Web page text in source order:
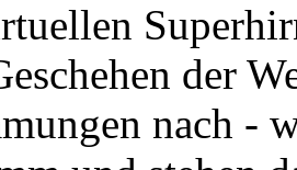
der
nach -